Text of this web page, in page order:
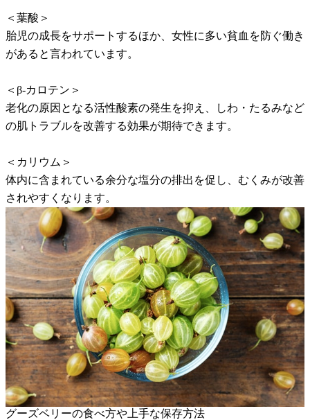
＜葉酸＞
胎児の成長をサポートするほか、女性に多い貧血を防ぐ働き
があると言われています。
＜β-カロテン＞
老化の原因となる活性酸素の発生を抑え、しわ・たるみなど
の肌トラブルを改善する効果が期待できます。
＜カリウム＞
体内に含まれている余分な塩分の排出を促し、むくみが改善
されやすくなります。
グーズベリーの食べ方や上手な保存方法